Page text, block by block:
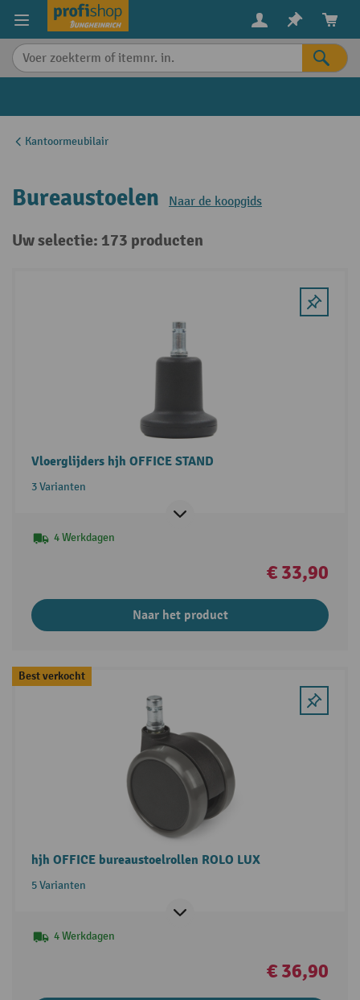
content
Kantoormeubilair
Bureaustoelen Naar de koopgids
Uw selectie: 173 producten
Vloerglijders hjh OFFICE STAND
3 Varianten
4 Werkdagen
€ 33,90
Naar het product
Best verkocht
hjh OFFICE bureaustoelrollen ROLO LUX
5 Varianten
4 Werkdagen
€ 36,90